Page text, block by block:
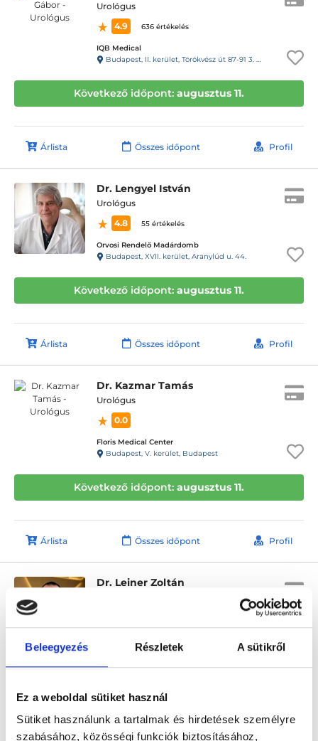
Beleegyezés Részletek A sütikről
Ez a weboldal sütiket használ
Sütiket használunk a tartalmak és hirdetések személyre
szabásához, közösségi funkciók biztosításához,
Urológus
4.9
636 értékelés
IQB Medical
Budapest, II. kerület, Törökvész út 87-91 3. emelet 220 (Rózsadomb center a posta mellett)
Következő időpont: augusztus 11.
Árlista Összes időpont Profil
Dr. Lengyel István
Urológus
4.8
55 értékelés
Orvosi Rendelő Madárdomb
Budapest, XVII. kerület, Aranylúd u. 44.
Következő időpont: augusztus 11.
Árlista Összes időpont Profil
Dr. Kazmar Tamás
Urológus
0.0
Floris Medical Center
Budapest, V. kerület, Budapest
Következő időpont: augusztus 11.
Árlista Összes időpont Profil
Dr. Leiner Zoltán
Budapest, VI. kerület, Jókai utca 6.
Árlista Összes időpont